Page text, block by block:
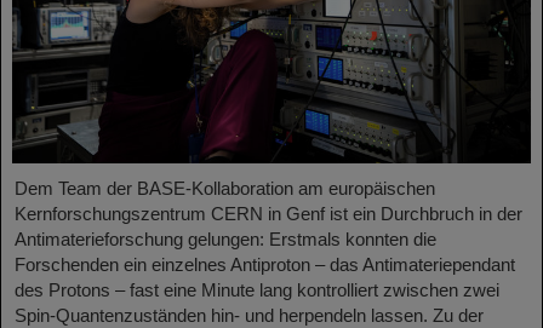
Dem Team der BASE-Kollaboration am europäischen
Kernforschungszentrum CERN in Genf ist ein Durchbruch in der
Antimaterieforschung gelungen: Erstmals konnten die
Forschenden ein einzelnes Antiproton – das Antimateriependant
des Protons – fast eine Minute lang kontrolliert zwischen zwei
Spin-Quantenzuständen hin- und herpendeln lassen. Zu der